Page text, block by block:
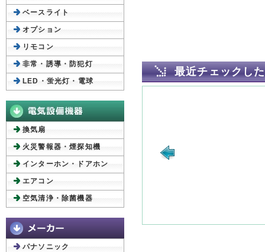
最近チェックし
ベースライト
オプション
リモコン
非常・誘導・防犯灯
LED・蛍光灯・電球
換気扇
火災警報器・煙探知機
インターホン・ドアホン
エアコン
空気清浄・除菌機器
パナソニック